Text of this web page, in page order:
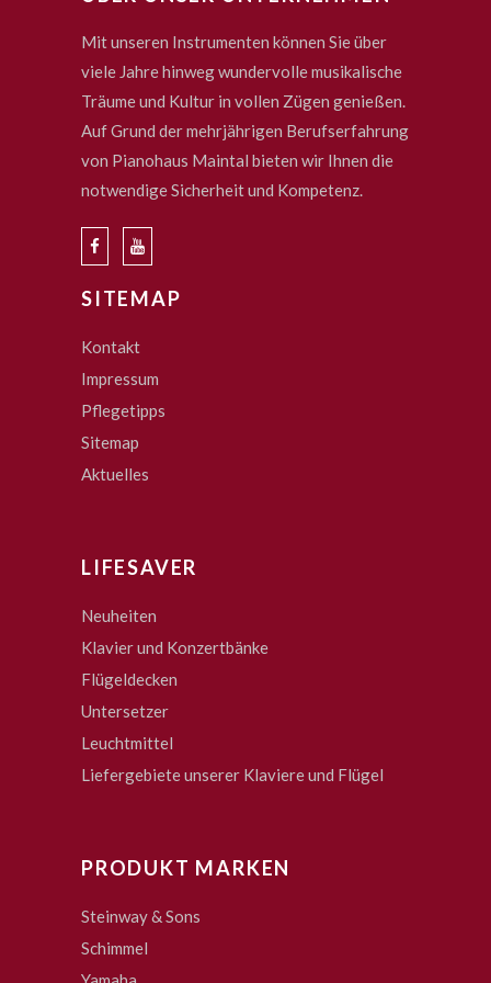
Mit unseren Instrumenten können Sie über
viele Jahre hinweg wundervolle musikalische
Träume und Kultur in vollen Zügen genießen.
Auf Grund der mehrjährigen Berufserfahrung
von Pianohaus Maintal bieten wir Ihnen die
notwendige Sicherheit und Kompetenz.
SITEMAP
Kontakt
Impressum
Pflegetipps
Sitemap
Aktuelles
LIFESAVER
Neuheiten
Klavier und Konzertbänke
Flügeldecken
Untersetzer
Leuchtmittel
Liefergebiete unserer Klaviere und Flügel
PRODUKT MARKEN
Steinway & Sons
Schimmel